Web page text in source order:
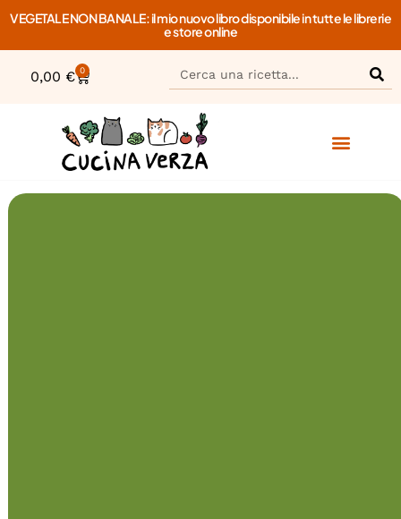
VEGETALE NON BANALE: il mio nuovo libro disponibile in tutte le librerie
e store online
0,00 € 0